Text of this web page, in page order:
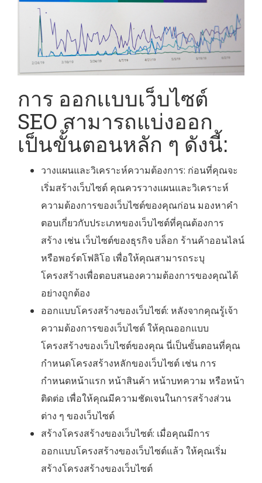
การ ออกเเบบเว็บไซต์
SEO สามารถแบ่งออก
เป็นขั้นตอนหลัก ๆ ดังนี้:
วางแผนและวิเคราะห์ความต้องการ: ก่อนที่คุณจะ
เริ่มสร้างเว็บไซต์ คุณควรวางแผนและวิเคราะห์
ความต้องการของเว็บไซต์ของคุณก่อน มองหาคำ
ตอบเกี่ยวกับประเภทของเว็บไซต์ที่คุณต้องการ
สร้าง เช่น เว็บไซต์ของธุรกิจ บล็อก ร้านค้าออนไลน์
หรือพอร์ตโฟลิโอ เพื่อให้คุณสามารถระบุ
โครงสร้างเพื่อตอบสนองความต้องการของคุณได้
อย่างถูกต้อง
ออกแบบโครงสร้างของเว็บไซต์: หลังจากคุณรู้เจ้า
ความต้องการของเว็บไซต์ ให้คุณออกแบบ
โครงสร้างของเว็บไซต์ของคุณ นี่เป็นขั้นตอนที่คุณ
กำหนดโครงสร้างหลักของเว็บไซต์ เช่น การ
กำหนดหน้าแรก หน้าสินค้า หน้าบทความ หรือหน้า
ติดต่อ เพื่อให้คุณมีความชัดเจนในการสร้างส่วน
ต่าง ๆ ของเว็บไซต์
สร้างโครงสร้างของเว็บไซต์: เมื่อคุณมีการ
ออกแบบโครงสร้างของเว็บไซต์แล้ว ให้คุณเริ่ม
สร้างโครงสร้างของเว็บไซต์